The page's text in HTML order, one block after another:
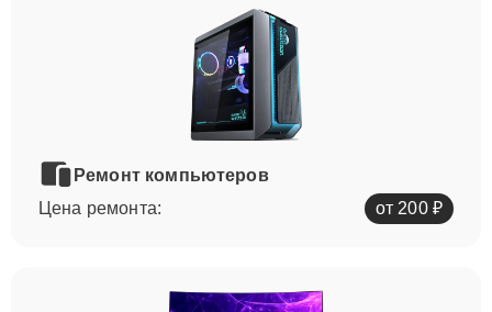
Ремонт компьютеров
Цена ремонта:
от 200 ₽